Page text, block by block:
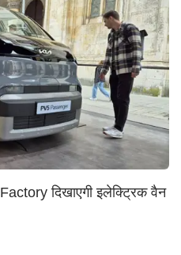
दिखाएगी इलेक्ट्रिक वैन